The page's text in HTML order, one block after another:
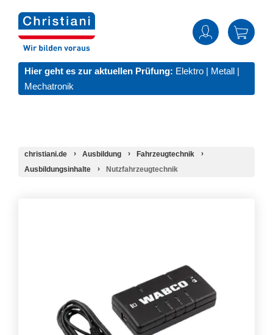
Hier geht es zur aktuellen Prüfung: Elektro | Metall |
Mechatronik
christiani.de Ausbildung
Fahrzeugtechnik
Ausbildungsinhalte
Nutzfahrzeugtechnik